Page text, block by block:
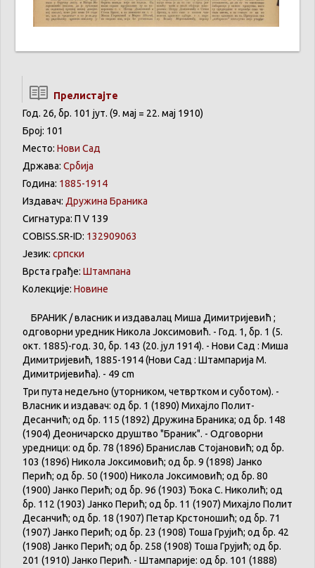
Прелистајте
Год. 26, бр. 101 јут. (9. мај = 22. мај 1910)
Број: 101
Место: Нови Сад
Држава: Србија
Година: 1885-1914
Издавач: Дружина Браника
Сигнатура: П V 139
COBISS.SR-ID: 132909063
Језик: српски
Врста грађе: Штампана
Колекције: Новине
БРАНИК / власник и издавалац Миша Димитријевић ;
одговорни уредник Никола Јоксимовић. - Год. 1, бр. 1 (5.
окт. 1885)-год. 30, бр. 143 (20. јул 1914). - Нови Сад : Миша
Димитријевић, 1885-1914 (Нови Сад : Штампарија М.
Димитријевића). - 49 cm
Три пута недељно (уторником, четвртком и суботом). -
Власник и издавач: од бр. 1 (1890) Михајло Полит-
Десанчић; од бр. 115 (1892) Дружина Браника; од бр. 148
(1904) Деоничарско друштво "Браник". - Одговорни
уредници: од бр. 78 (1896) Бранислав Стојановић; од бр.
103 (1896) Никола Јоксимовић; од бр. 9 (1898) Јанко
Перић; од бр. 50 (1900) Никола Јоксимовић; од бр. 80
(1900) Јанко Перић; од бр. 96 (1903) Ђока С. Николић; од
бр. 112 (1903) Јанко Перић; од бр. 11 (1907) Михајло Полит
Десанчић; од бр. 18 (1907) Петар Крстоношић; од бр. 71
(1907) Јанко Перић; од бр. 23 (1908) Тоша Грујић; од бр. 42
(1908) Јанко Перић; од бр. 258 (1908) Тоша Грујић; од бр.
201 (1910) Јанко Перић. - Штампарије: од бр. 101 (1888)